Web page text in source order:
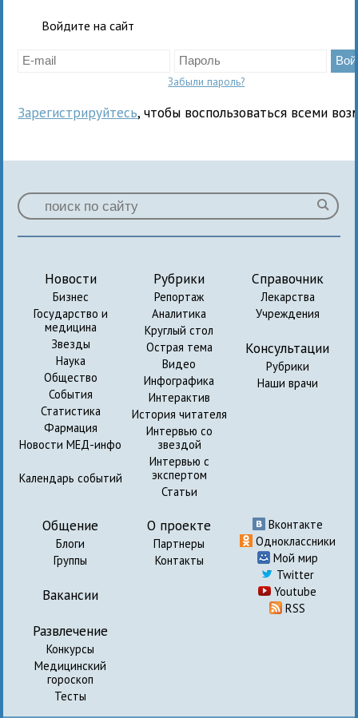
Войдите на сайт
Забыли пароль?
Зарегистрируйтесь, чтобы воспользоваться всеми
Новости
Бизнес
Государство и
медицина
Звезды
Наука
Общество
События
Статистика
Фармация
Новости МЕД-инфо
Календарь событий
Рубрики
Репортаж
Аналитика
Круглый стол
Острая тема
Видео
Инфографика
Интерактив
История читателя
Интервью со
звездой
Интервью с
экспертом
Статьи
Справочник
Лекарства
Учреждения
Консультации
Рубрики
Наши врачи
Общение
Блоги
Группы
Вакансии
Развлечение
Конкурсы
Медицинский
гороскоп
Тесты
О проекте
Партнеры
Контакты
Вконтакте
Одноклассники
Мой мир
Twitter
Youtube
RSS